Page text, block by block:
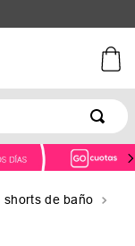
shorts de baño